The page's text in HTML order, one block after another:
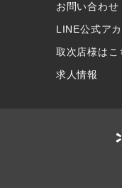
お問い合わせ
LINE公式ア
取次店様はこ
求人情報